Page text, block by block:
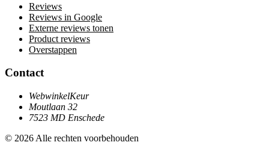
Reviews
Reviews in Google
Externe reviews tonen
Product reviews
Overstappen
Contact
WebwinkelKeur
Moutlaan 32
7523 MD Enschede
© 2026 Alle rechten voorbehouden